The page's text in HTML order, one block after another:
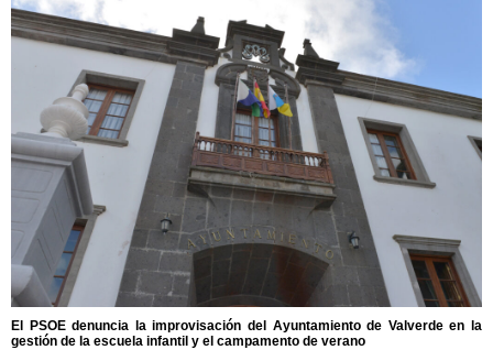
El PSOE denuncia la improvisación del Ayuntamiento de Valverde en la
gestión de la escuela infantil y el campamento de verano